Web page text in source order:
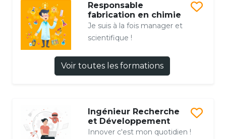
Responsable
fabrication en chimie
Je suis à la fois manager et
scientifique !
Voir toutes les formations
Ingénieur Recherche
et Développement
Innover c'est mon quotidien !